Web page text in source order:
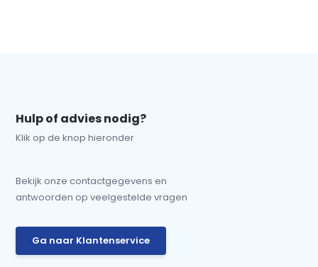
Hulp of advies nodig?
Klik op de knop hieronder
Bekijk onze contactgegevens en
antwoorden op veelgestelde vragen
Ga naar Klantenservice